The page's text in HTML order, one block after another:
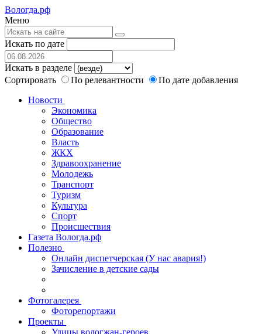
Вологда.рф
Меню
Искать по дате
Искать в разделе
Сортировать
По релевантности
По дате добавления
Новости
Экономика
Общество
Образование
Власть
ЖКХ
Здравоохранение
Молодежь
Транспорт
Туризм
Культура
Спорт
Происшествия
Газета Вологда.рф
Полезно
Онлайн диспетчерская (У нас авария!)
Зачисление в детские сады
Фотогалерея
Фоторепортажи
Проекты
Улицы вологжан-героев